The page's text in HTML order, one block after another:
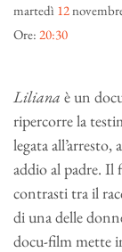
martedì 12
Ore: 20:30
Liliana è un
ripercorre la
legata
addio al padre. Il
contrasti tra il
di una delle
docu-film mette